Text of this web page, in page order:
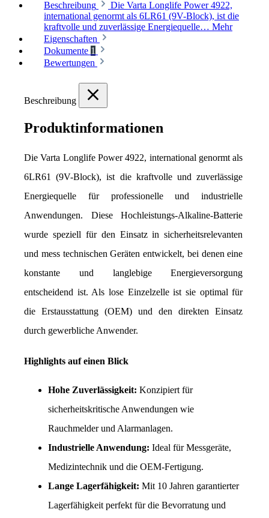
Beschreibung
Die Varta Longlife Power 4922,
international genormt als 6LR61 (9V-Block), ist die
kraftvolle und zuverlässige Energiequelle… Mehr
Eigenschaften
Dokumente 1
Bewertungen
Beschreibung
Produktinformationen
Die Varta Longlife Power 4922, international genormt als
6LR61 (9V-Block), ist die kraftvolle und zuverlässige
Energiequelle für professionelle und industrielle
Anwendungen. Diese Hochleistungs-Alkaline-Batterie
wurde speziell für den Einsatz in sicherheitsrelevanten
und mess technischen Geräten entwickelt, bei denen eine
konstante und langlebige Energieversorgung
entscheidend ist. Als lose Einzelzelle ist sie optimal für
die Erstausstattung (OEM) und den direkten Einsatz
durch gewerbliche Anwender.
Highlights auf einen Blick
Hohe Zuverlässigkeit: Konzipiert für
sicherheitskritische Anwendungen wie
Rauchmelder und Alarmanlagen.
Industrielle Anwendung: Ideal für Messgeräte,
Medizintechnik und die OEM-Fertigung.
Lange Lagerfähigkeit: Mit 10 Jahren garantierter
Lagerfähigkeit perfekt für die Bevorratung und